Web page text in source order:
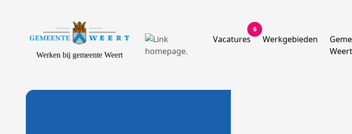
Werken bij gemeente Weert
Vacatures
6
Werkgebieden
Weert